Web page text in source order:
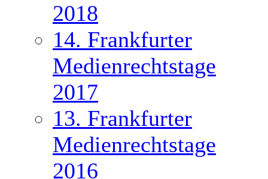
2018
14. Frankfurter
Medienrechtstage
2017
13. Frankfurter
Medienrechtstage
2016